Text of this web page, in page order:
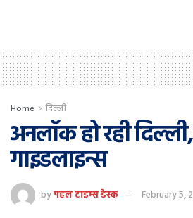
Home दिल्ली
अनलॉक हो रही
गाइडलाइन्स
byपहल टाइम्स डेस्क February 5,